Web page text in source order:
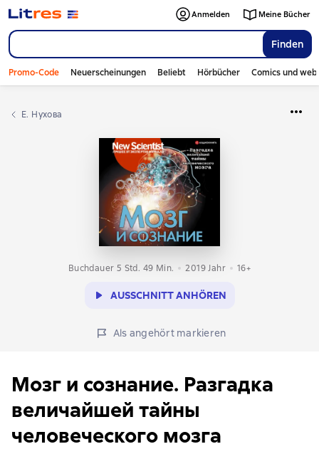
Finden
Anmelden Meine Bücher
Promo-Code Neuerscheinungen Beliebt Hörbücher Comics und
Е. Нухова
Buchdauer 5 Std. 49 Min. 2019 Jahr 16+
AUSSCHNITT ANHÖREN
Als angehört markieren
Мозг и сознание. Разгадка
величайшей тайны
человеческого мозга